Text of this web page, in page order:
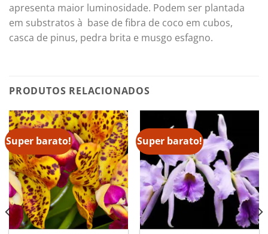
apresenta maior luminosidade. Podem ser plantada
em substratos à base de fibra de coco em cubos,
casca de pinus, pedra brita e musgo esfagno.
PRODUTOS RELACIONADOS
Super barato! Super barato!